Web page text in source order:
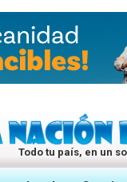
Todo tu país, en un